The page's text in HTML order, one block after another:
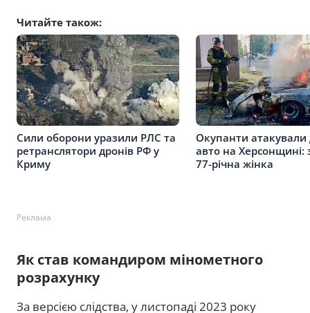
Читайте також:
Сили оборони уразили РЛС та
ретранслятори дронів РФ у
Криму
Окупанти
авто на Херсонщині:
77-річна жінка
Реклама
Як став командиром мінометного
розрахунку
За версією слідства, у листопаді 2023 року